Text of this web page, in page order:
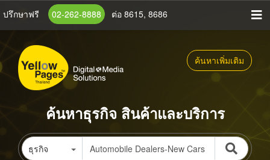
ข้าม
เนื้อหา
หลัก
ปรึกษาฟรี 02-262-8888 ต่อ 8615, 8686
ค้นหาเพิ่มเติม
ค้นหาธุรกิจ สินค้าและบริการ
ธุรกิจ